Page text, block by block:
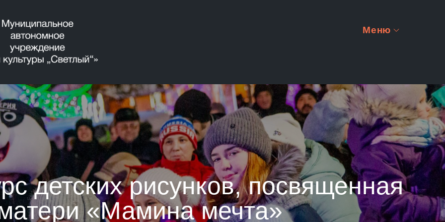
Меню
детских рисунков, посвященная
«Мамина мечта»